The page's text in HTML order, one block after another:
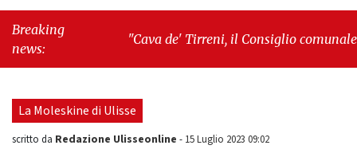
Breaking
news:
"Cava de' Tirreni, il Consiglio comunale
Mare, giornata storica: la ceramica ammessa
alla fase europea per l’IGP"
La Moleskine di Ulisse
scritto da Redazione Ulisseonline - 15 Luglio 2023 09:02